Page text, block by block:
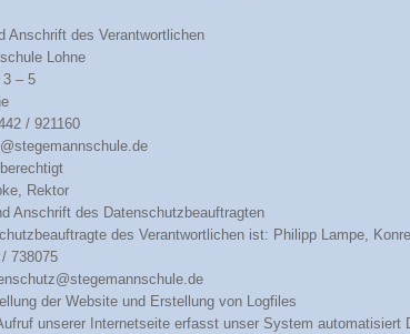
Anschrift des Verantwortlichen
Lohne
3 – 5
/ 921160
Rektor
Anschrift des Datenschutzbeauftragten
des Verantwortlichen ist: Philipp Lampe,
738075
der Website und Erstellung von Logfiles
unserer Internetseite erfasst unser System automatisiert